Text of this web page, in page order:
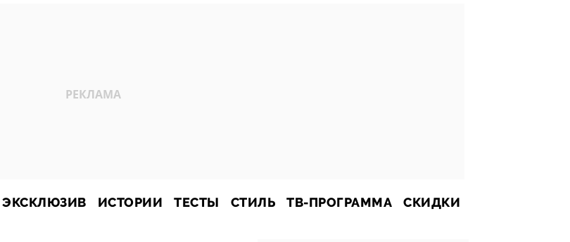
ЭКСКЛЮЗИВ ИСТОРИИ ТЕСТЫ СТИЛЬ ТВ-ПРОГРАММА СКИДКИ